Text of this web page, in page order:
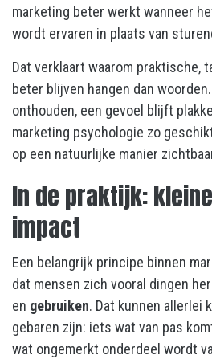
marketing beter werkt wanneer
wordt ervaren in plaats van
Dat verklaart waarom praktische,
beter blijven hangen dan
onthouden, een gevoel blijft
marketing psychologie zo
op een natuurlijke manier
In de praktijk:
impact
Een belangrijk principe binnen
dat mensen zich vooral dingen
en gebruiken. Dat kunnen allerlei
gebaren zijn: iets wat van pas
wat ongemerkt onderdeel wordt